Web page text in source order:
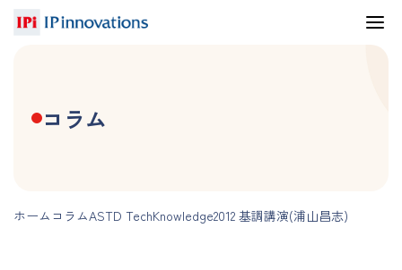
コラム
ホーム コラムASTD TechKnowledge2012 基調講演(浦山昌志)